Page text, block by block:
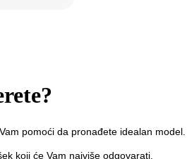
pomoći da pronađete idealan model.
koji će Vam najviše odgovarati.